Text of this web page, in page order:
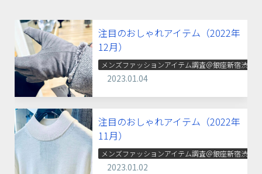
注目のおしゃれアイテム（2022年
12月）
メンズファッションアイテム調査＠銀座新宿渋谷
2023.01.04
注目のおしゃれアイテム（2022年
11月）
メンズファッションアイテム調査＠銀座新宿渋谷
2023.01.02